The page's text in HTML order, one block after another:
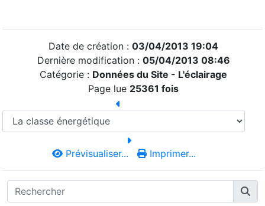
Date de création : 03/04/2013 19:04
Dernière modification : 05/04/2013 08:46
Catégorie : Données du Site - L'éclairage
Page lue 25361 fois
Prévisualiser... Imprimer...